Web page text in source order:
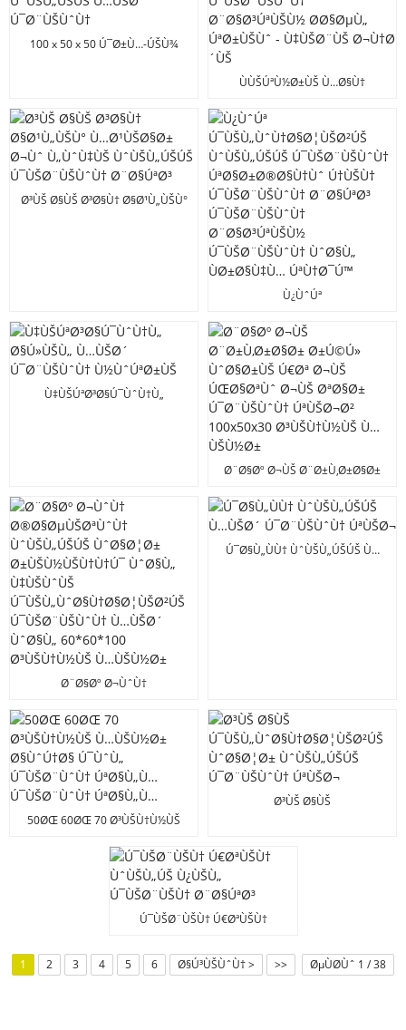
100 x 50 x 50 Ú¯Ø±Ù…-ÚŠÙ¾
ÙÙŠÚªÙ½Ø±ÙŠ Ù…Ø§Ù†
Ú¯ÙŠØ¨ÙŠÙˆÙ†
Ø¨Ø§Ø³ÚªÙŠÙ½ Ø­Ø§ØµÙ„
ÚªØ±ÙŠÙˆ - Ù‡ÙŠØ¨ÙŠ Ø¬Ù†Ø
´ÙŠ
Ø³ÙŠ Ø§ÙŠ Ø³Ø§Ù† Ø§Ø¹Ù„ÙŠÙ°
Ù¿ÙˆÚª
ÙˆÙŠÙ„ÚŠÚŠ Ú¯ÙŠØ¨ÙŠÙˆÙ†
ÚªØ§Ø±Ø®Ø§Ù†Ùˆ Ú†ÙŠÙ†
Ú¯ÙŠØ¨ÙŠÙˆÙ† Ø¨Ø§ÚªØ³
Ú¯ÙŠØ¨ÙŠÙˆÙ†
Ø¨Ø§Ø³ÚªÙŠÙ½
Ú¯ÙŠØ¨ÙŠÙˆÙ† ÙˆØ§Ù„
ÙØ±Ø§Ù‡Ù… ÚªÙ†Ø¯Ú™
Ù‡ÙŠÚªØ³Ø§Ú¯ÙˆÙ†Ù„
Ø¨Ø§Øº Ø¬ÙŠ Ø¨Ø±Ù‚Ø±Ø§Ø±
ÚŒØ§ØªÙˆ Ø¬ÙŠ ØªØ§Ø±
Ú¯Ø¨ÙŠÙˆÙ† ÚªÙŠØ¬Ø²
100x50x30 Ø³ÙŠÙ†Ù½ÙŠ Ù…
ÙŠÙ½Ø±
Ø¨Ø§Øº Ø¬ÙˆÙ†
ÙˆÙŠÙ„ÚŠÚŠ ÙˆØ§Ø¦Ø±
Ø±ÙŠÙ½ÙŠÙ†Ù†Ú¯ ÙˆØ§Ù„
Ù‡ÙŠÙˆÙŠ
Ú¯ÙŠÙ„ÙˆØ§Ù†Ø§Ø¦ÙŠØ²ÚŠ
Ú¯ÙŠØ¨ÙŠÙˆÙ† Ù…ÙŠØ´
ÙˆØ§Ù„ 60*60*100
Ø³ÙŠÙ†Ù½ÙŠ Ù…ÙŠÙ½Ø±
Ú¯Ø§Ù„ÙÙ† ÙˆÙŠÙ„ÚŠÚŠ Ù…
50ØŒ 60ØŒ 70 Ø³ÙŠÙ†Ù½ÙŠ
Ú¯ÙŠØ¨ÙˆÙ† ÚªØ§Ù„Ù…
Ú¯ÙŠØ¨ÙˆÙ† ÚªØ§Ù„Ù…
Ø³ÙŠ Ø§ÙŠ
Ú¯Ø¨ÙŠÙˆÙ† ÚªÙŠØ¬
Ú¯ÙŠØ¨ÙŠÙ† Ú€ØªÙŠÙ†
Ú¯ÙŠØ¨ÙŠÙ† Ø¨Ø§ÚªØ³
1
2 3 4 5 6 Ø§Ú³ÙŠÙˆÙ† > >> ØµÙØ­Ùˆ 1 / 38